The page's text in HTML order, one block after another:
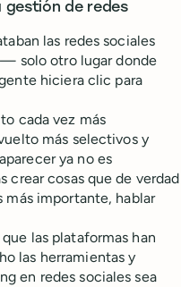
gestión de redes
las redes sociales
solo otro lugar donde
hiciera clic para
cada vez más
más selectivos y
ya no es
crear cosas que de verdad
más importante, hablar
las plataformas han
las herramientas y
en redes sociales sea